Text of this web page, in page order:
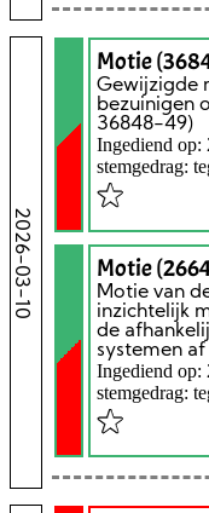
2026-03-10
Motie
Gewijzigde
bezuinigen
36848-49)
Ingediend op:
stemgedrag:
Motie
Motie van
inzichtelijk
de
systemen
Ingediend op:
stemgedrag: